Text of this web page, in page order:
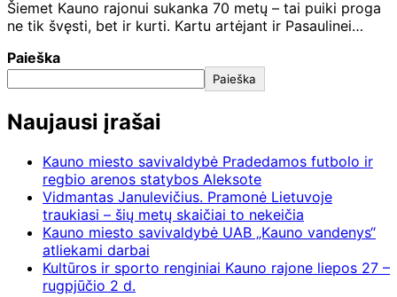
Šiemet Kauno rajonui sukanka 70 metų – tai puiki proga
ne tik švęsti, bet ir kurti. Kartu artėjant ir Pasaulinei…
Paieška
Paieška
Naujausi įrašai
Kauno miesto savivaldybė Pradedamos futbolo ir
regbio arenos statybos Aleksote
Vidmantas Janulevičius. Pramonė Lietuvoje
traukiasi – šių metų skaičiai to nekeičia
Kauno miesto savivaldybė UAB „Kauno vandenys“
atliekami darbai
Kultūros ir sporto renginiai Kauno rajone liepos 27 –
rugpjūčio 2 d.